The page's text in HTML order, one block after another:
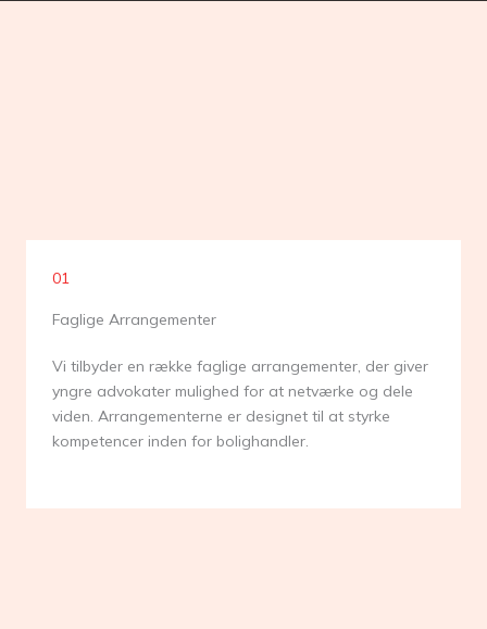
01
Faglige Arrangementer
Vi tilbyder en række faglige arrangementer, der giver
yngre advokater mulighed for at netværke og dele
viden. Arrangementerne er designet til at styrke
kompetencer inden for bolighandler.